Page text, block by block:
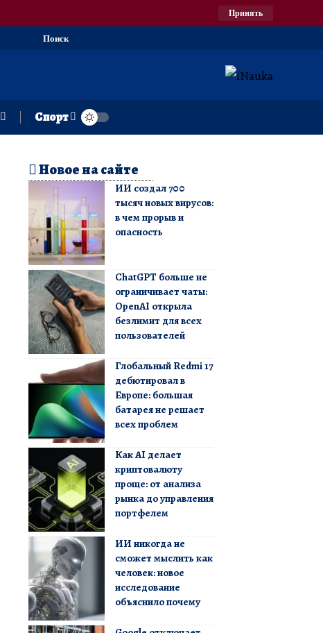
Принять
Поиск
Спорт
Новое на сайте
ИИ создал 700
тысяч новых вирусов:
в чем прорыв и
опасность
ChatGPT больше не
ограничивает чаты:
OpenAI открыла
безлимит для всех
пользователей
Глобальный Redmi 17
дебютировал в
Европе: большая
батарея не решает
всех проблем
Как AI делает
криптовалюту
проще: от анализа
рынка до управления
портфелем
ИИ никогда не
сможет мыслить как
человек: новое
исследование
объяснило почему